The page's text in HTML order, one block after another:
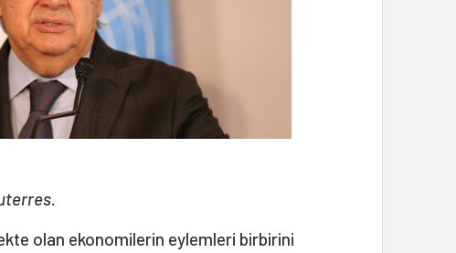
olan ekonomilerin eylemleri birbirini